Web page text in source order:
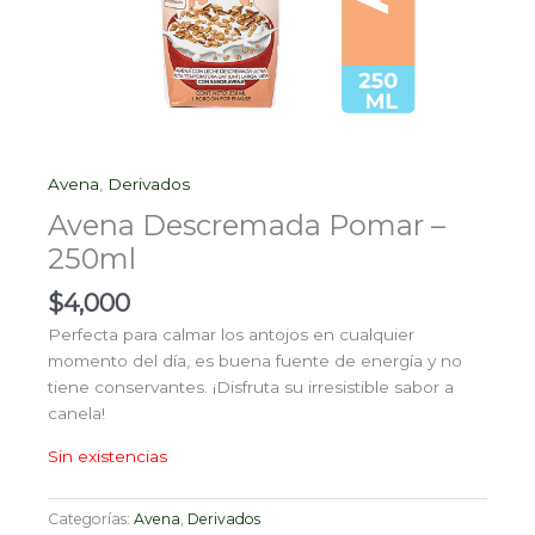
Avena, Derivados
Avena Descremada Pomar –
250ml
$4,000
Perfecta para calmar los antojos en cualquier
momento del día, es buena fuente de energía y no
tiene conservantes. ¡Disfruta su irresistible sabor a
canela!
Sin existencias
Categorías: Avena Derivados